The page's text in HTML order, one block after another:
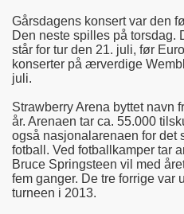
Gårsdagens konsert var den
Den neste spilles på torsdag.
står for tur den 21. juli, før
konserter på ærverdige
juli.
Strawberry Arena byttet navn
år. Arenaen tar ca. 55.000
også nasjonalarenaen for det
fotball. Ved fotballkamper tar
Bruce Springsteen vil med
fem ganger. De tre forrige var
turneen i 2013.